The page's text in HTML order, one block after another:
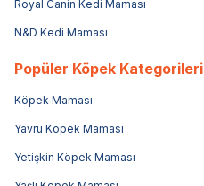
Royal Canin Kedi Maması
N&D Kedi Maması
Popüler Köpek Kategorileri
Köpek Maması
Yavru Köpek Maması
Yetişkin Köpek Maması